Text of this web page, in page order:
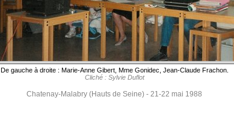
De gauche à droite : Marie-Anne Gibert, Mme Gonidec, Jean-Claude Frachon.
Cliché : Sylvie Duflot
Chatenay-Malabry (Hauts de Seine) - 21-22 mai 1988